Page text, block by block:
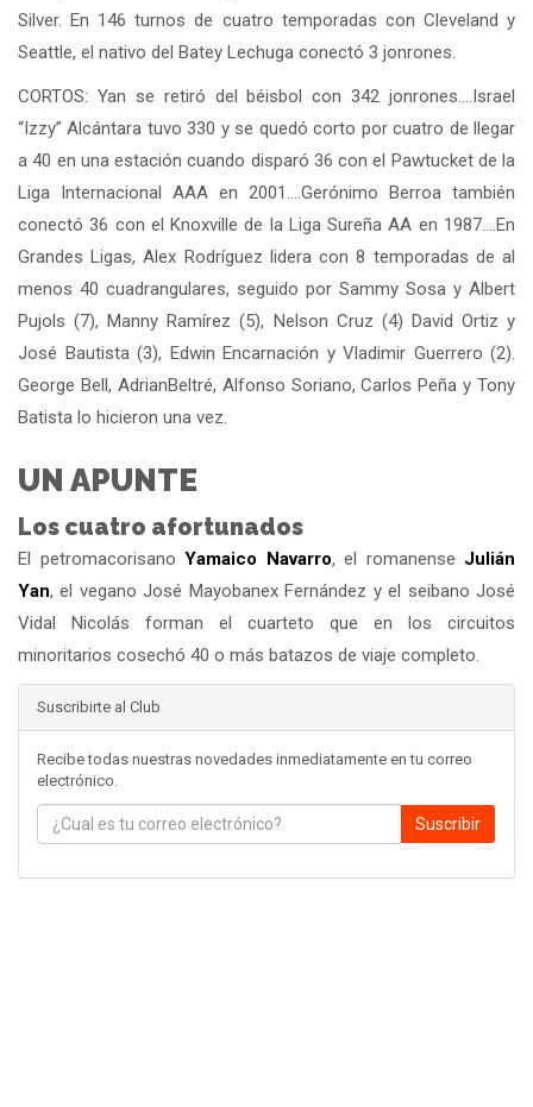
Silver. En 146 turnos de cuatro temporadas con Cleveland y
Seattle, el nativo del Batey Lechuga conectó 3 jonrones.
CORTOS: Yan se retiró del béisbol con 342 jonrones….Israel
“Izzy” Alcántara tuvo 330 y se quedó corto por cuatro de llegar
a 40 en una estación cuando disparó 36 con el Pawtucket de la
Liga Internacional AAA en 2001….Gerónimo Berroa también
conectó 36 con el Knoxville de la Liga Sureña AA en 1987….En
Grandes Ligas, Alex Rodríguez lidera con 8 temporadas de al
menos 40 cuadrangulares, seguido por Sammy Sosa y Albert
Pujols (7), Manny Ramírez (5), Nelson Cruz (4) David Ortiz y
José Bautista (3), Edwin Encarnación y Vladimir Guerrero (2).
George Bell, AdrianBeltré, Alfonso Soriano, Carlos Peña y Tony
Batista lo hicieron una vez.
UN APUNTE
Los cuatro afortunados
El petromacorisano Yamaico Navarro, el romanense Julián
Yan, el vegano José Mayobanex Fernández y el seibano José
Vidal Nicolás forman el cuarteto que en los circuitos
minoritarios cosechó 40 o más batazos de viaje completo.
Suscribirte al Club
Recibe todas nuestras novedades inmediatamente en tu correo
electrónico.
Suscribir